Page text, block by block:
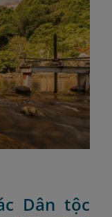
Dân tộc